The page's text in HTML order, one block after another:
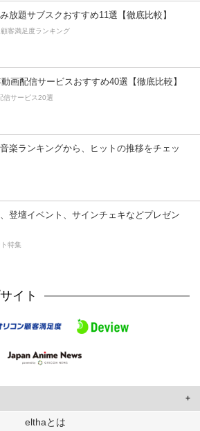
放題サブスクおすすめ11選【徹底比較】
客満足度ランキング
画配信サービスおすすめ40選【徹底比較】
信サービス20選
楽ランキングから、ヒットの推移をチェッ
登壇イベント、サインチェキなどプレゼン
特集
イト
用して、ユーザーに合わせたコンテンツや広告の
elthaとは